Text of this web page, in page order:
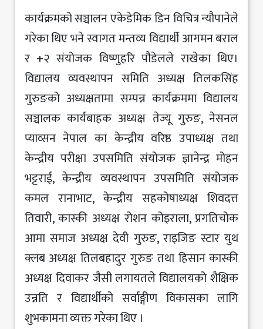
कार्यक्रमको सञ्चालन एकेडेमिक डिन विचित्र न्यौपानेले
गरेका थिए भने स्वागत मन्तव्य विद्यार्थी आगमन बराल
र +२ संयोजक विष्णुहरि पौडेलले राखेका थिए।
विद्यालय व्यवस्थापन समिति अध्यक्ष तिलकसिंह
गुरुङको अध्यक्षतामा सम्पन्न कार्यक्रममा विद्यालय
सञ्चालक कार्यबाहक अध्यक्ष तेज्यू गुरुङ, नेसनल
प्याव्सन नेपाल का केन्द्रीय वरिष्ठ उपाध्यक्ष तथा
केन्द्रीय परीक्षा उपसमिति संयोजक ज्ञानेन्द्र मोहन
भट्टराई, केन्द्रीय व्यवस्थापन उपसमिति संयोजक
कमल रानाभाट, केन्द्रीय सहकोषाध्यक्ष शिवदत्त
तिवारी, कास्की अध्यक्ष रोशन कोइराला, प्रगतिचोक
आमा समाज अध्यक्ष देवी गुरुङ, राइजिङ स्टार युथ
क्लब अध्यक्ष तिलबहादुर गुरुङ तथा हिसान कास्की
अध्यक्ष दिवाकर जैसी लगायतले विद्यालयको शैक्षिक
उन्नति र विद्यार्थीको सर्वाङ्गीण विकासका लागि
शुभकामना व्यक्त गरेका थिए ।